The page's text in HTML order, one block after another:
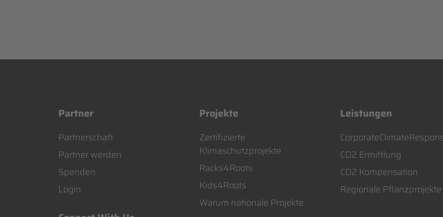
Partner
Navigation
überspringen
Partnerschaft
Partner werden
Spenden
Login
Projekte
Navigation
überspringen
Zertifizierte
Klimaschutzprojekte
Racks4Roots
Kids4Roots
Warum nationale Projekte
Leistungen
Navigation
überspringen
CO2 Ermittlung
CO2 Kompensation
Regionale Pflanzprojekte